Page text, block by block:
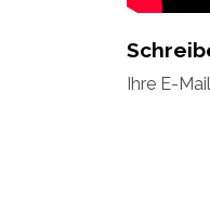
Ihre E-